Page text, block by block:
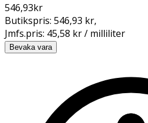
546,93kr
Butikspris: 546,93 kr,
Jmfs.pris: 45,58 kr / milliliter
Bevaka vara